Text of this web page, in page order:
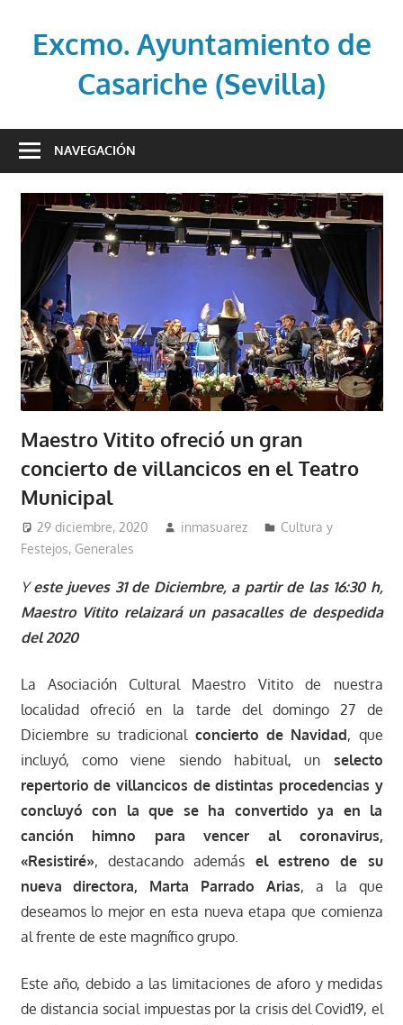
contenidoExcmo. Ayuntamiento de
Casariche (Sevilla)
oficial
Ayuntamiento
de
Casariche
(Sevilla)
NAVEGACIÓN
Maestro Vitito ofreció un gran
concierto de villancicos en el Teatro
Municipal
29 diciembre, 2020 inmasuarez
Cultura y
Festejos, Generales
Yeste jueves 31 de Diciembre, a partir de las 16:30 h,
Maestro Vitito relaizará un pasacalles de despedida
del 2020
La Asociación Cultural Maestro Vitito de nuestra
localidad ofreció en la tarde del domingo 27 de
Diciembre su tradicional concierto de Navidad, que
incluyó, como viene siendo habitual, un selecto
repertorio de villancicos de distintas procedencias y
concluyó con la que se ha convertido ya en la
canción himno para vencer al coronavirus,
«Resistiré», destacando además el estreno de su
nueva directora, Marta Parrado Arias, a la que
deseamos lo mejor en esta nueva etapa que comienza
al frente de este magnífico grupo.
Este año, debido a las limitaciones de aforo y medidas
de distancia social impuestas por la crisis del Covid19, el